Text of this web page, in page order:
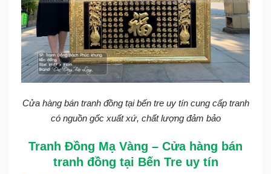
Cửa hàng bán tranh đồng tại bến tre uy tín cung cấp tranh
có nguồn gốc xuất xứ, chất lượng đảm bảo
Tranh Đồng Mạ Vàng – Cửa hàng bán
tranh đồng tại Bến Tre uy tín